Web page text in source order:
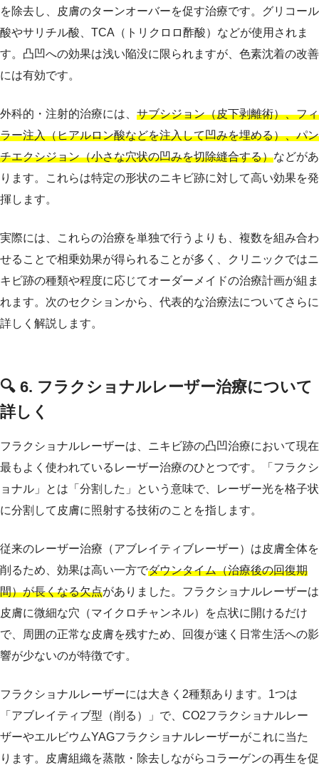
を除去し、皮膚のターンオーバーを促す治療です。グリコール
酸やサリチル酸、TCA（トリクロロ酢酸）などが使用されま
す。凸凹への効果は浅い陥没に限られますが、色素沈着の改善
には有効です。
外科的・注射的治療には、 サブシジョン（皮下剥離術）、フィ
ラー注入（ヒアルロン酸などを注入して凹みを埋める）、パン
チエクシジョン（小さな穴状の凹みを切除縫合する）などがあ
ります。これらは特定の形状のニキビ跡に対して高い効果を発
揮します。
実際には、これらの治療を単独で行うよりも、複数を組み合わ
せることで相乗効果が得られることが多く、クリニックではニ
キビ跡の種類や程度に応じてオーダーメイドの治療計画が組ま
れます。次のセクションから、代表的な治療法についてさらに
詳しく解説します。
🔍 6. フラクショナルレーザー治療について
詳しく
フラクショナルレーザーは、ニキビ跡の凸凹治療において現在
最もよく使われているレーザー治療のひとつです。「フラクシ
ョナル」とは「分割した」という意味で、レーザー光を格子状
に分割して皮膚に照射する技術のことを指します。
従来のレーザー治療（アブレイティブレーザー）は皮膚全体を
削るため、効果は高い一方でダウンタイム（治療後の回復期
間）が長くなる欠点がありました。フラクショナルレーザーは
皮膚に微細な穴（マイクロチャンネル）を点状に開けるだけ
で、周囲の正常な皮膚を残すため、回復が速く日常生活への影
響が少ないのが特徴です。
フラクショナルレーザーには大きく2種類あります。1つは
「アブレイティブ型（削る）」で、CO2フラクショナルレー
ザーやエルビウムYAGフラクショナルレーザーがこれに当た
ります。皮膚組織を蒸散・除去しながらコラーゲンの再生を促